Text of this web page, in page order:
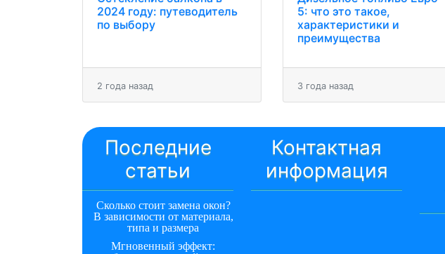
2024 году: путеводитель
по выбору
2 года назад
5: что это такое,
характеристики и
преимущества
3 года назад
Последние
статьи
Сколько стоит замена окон?
В зависимости от материала,
типа и размера
Мгновенный эффект:
Контактная
информация